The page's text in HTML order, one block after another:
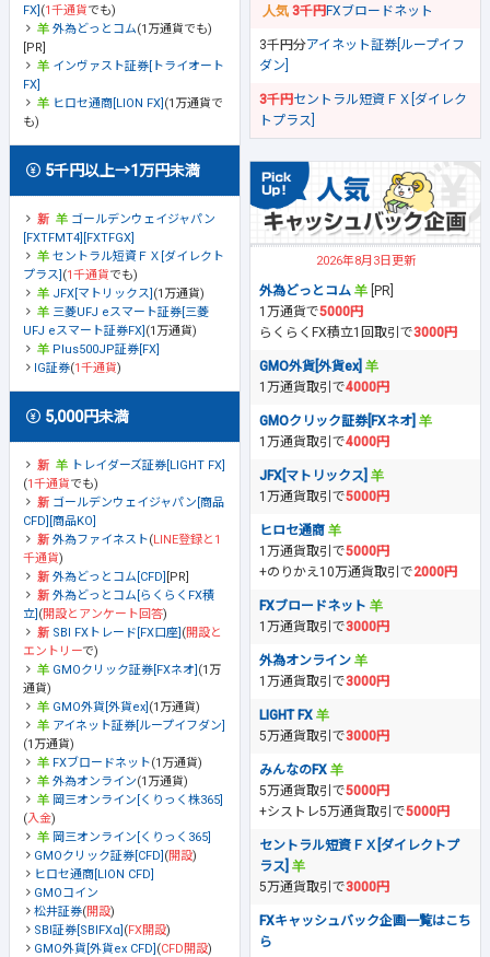
FX] (1千通貨でも)
外為どっとコム(1万通貨でも)
[PR]
インヴァスト証券[トライオート
FX]
ヒロセ通商[LION FX] (1万通貨で
も)
5千円以上→1万円未満
ゴールデンウェイジャパン
[FXTFMT4][FXTFGX]
セントラル短資ＦＸ[ダイレクト
プラス] (1千通貨でも)
JFX[マトリックス] (1万通貨)
三菱UFJ eスマート証券[三菱
UFJ eスマート証券FX] (1万通貨)
Plus500JP証券[FX]
IG証券(1千通貨)
5,000円未満
トレイダーズ証券[LIGHT FX]
(1千通貨でも)
ゴールデンウェイジャパン[商品
CFD][商品KO]
外為ファイネスト(LINE登録と1
千通貨)
外為どっとコム[CFD] [PR]
外為どっとコム[らくらくFX積
立] (開設とアンケート回答)
SBI FXトレード[FX口座] (開設と
エントリーで)
GMOクリック証券[FXネオ] (1万
通貨)
GMO外貨[外貨ex] (1万通貨)
アイネット証券[ループイフダン]
(1万通貨)
FXブロードネット(1万通貨)
外為オンライン(1万通貨)
岡三オンライン[くりっく株365]
(入金)
岡三オンライン[くりっく365]
GMOクリック証券[CFD] (開設)
ヒロセ通商[LION CFD]
GMOコイン
松井証券(開設)
SBI証券[SBIFXα] (FX開設)
GMO外貨[外貨ex CFD] (CFD開設)
3千円FXブロードネット
3千円分アイネット証券[ループイフ
ダン]
3千円セントラル短資ＦＸ[ダイレク
トプラス]
2026年8月3日更新
外為どっとコム
[PR]
1万通貨で5000円
らくらくFX積立1回取引で3000円
GMO外貨[外貨ex]
1万通貨取引で4000円
GMOクリック証券[FXネオ]
1万通貨取引で4000円
JFX[マトリックス]
1万通貨取引で5000円
ヒロセ通商
1万通貨取引で5000円
+のりかえ10万通貨取引で2000円
FXブロードネット
1万通貨取引で3000円
外為オンライン
1万通貨取引で3000円
LIGHT FX
5万通貨取引で3000円
みんなのFX
5万通貨取引で5000円
+シストレ5万通貨取引で5000円
セントラル短資ＦＸ[ダイレクトプ
ラス]
5万通貨取引で3000円
FXキャッシュバック企画一覧はこち
ら